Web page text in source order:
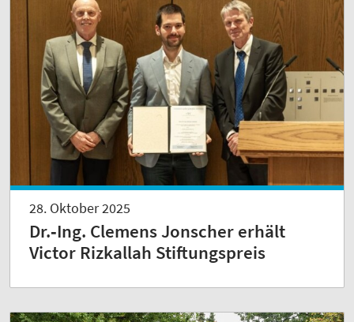
28. Oktober 2025
Dr.‑Ing. Clemens Jonscher erhält
Victor Rizkallah Stiftungspreis